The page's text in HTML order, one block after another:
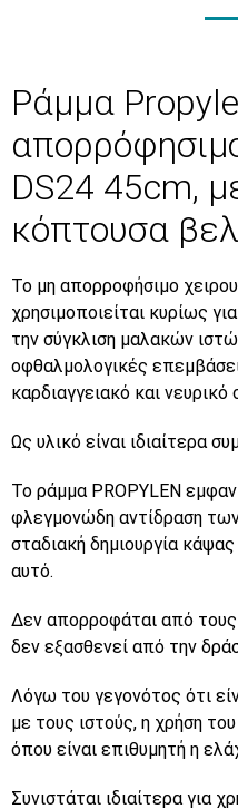
Ράμμα
DS24 45cm,
κόπτουσα
Το μη απορροφήσιμο
χρησιμοποιείται κυρίως
την σύγκλιση μαλακών
οφθαλμολογικές
καρδιαγγειακό και νευρικό
Ως υλικό είναι ιδιαίτερα
Το ράμμα PROPYLEN
φλεγμονώδη αντίδραση
σταδιακή δημιουργία
αυτό.
Δεν απορροφάται από τους
δεν εξασθενεί από την
Λόγω του γεγονότος ότι
με τους ιστούς, η χρήση
όπου είναι επιθυμητή η
Συνιστάται ιδιαίτερα για